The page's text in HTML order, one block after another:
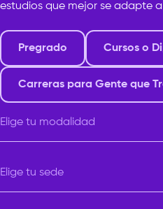
estudios que mejor se adapte
Pregrado Cursos o
Carreras para Gente que
Elige tu modalidad
Elige tu sede